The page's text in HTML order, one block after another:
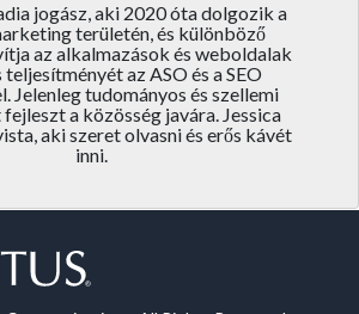
jogász, aki 2020 óta dolgozik a
területén, és különböző
az alkalmazások és weboldalak
az ASO és a SEO
Jelenleg tudományos és szellemi
a közösség javára. Jessica
aki szeret olvasni és erős kávét
inni.